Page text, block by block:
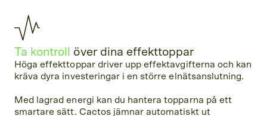
Ta kontroll över dina effekttoppar
Höga effekttoppar driver upp effektavgifterna och kan
kräva dyra investeringar i en större elnätsanslutning.
Med lagrad energi kan du hantera topparna på ett
smartare sätt. Cactos jämnar automatiskt ut